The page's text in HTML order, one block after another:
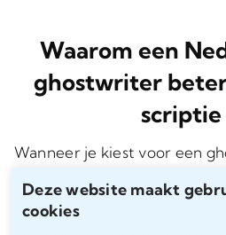
Deze website maakt
cookies
Waarom een
ghostwriter
scriptie
Wanneer je kiest voor een
scriptie Nederlands
, kies je
zonder compromissen. Een